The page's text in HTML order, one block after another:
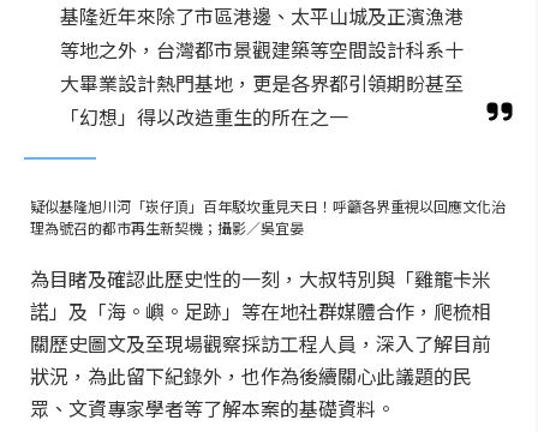
基隆近年來除了市區港邊、太平山城及正濱漁港
等地之外，台灣都市景觀建築等空間設計科系十
大畢業設計熱門基地，更是各界都引領期盼甚至
「幻想」得以改造重生的所在之一
疑似基隆旭川河「崁仔頂」百年駁坎重見天日！呼籲各界重視以回應文化治
理為號召的都市再生新契機；攝影／吳宜晏
為目睹及確認此歷史性的一刻，大叔特別與「雞籠卡米
諾」及「海。嶼。足跡」等在地社群媒體合作，爬梳相
關歷史圖文及至現場觀察採訪工程人員，深入了解目前
狀況，為此留下紀錄外，也作為後續關心此議題的民
眾、文資專家學者等了解本案的基礎資料。